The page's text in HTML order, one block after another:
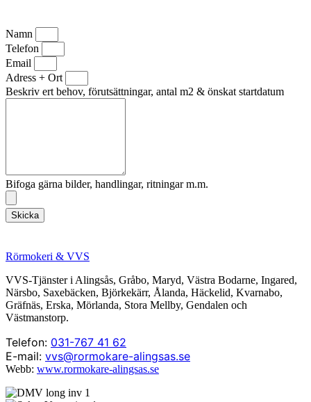
Namn
Telefon
Email
Adress + Ort
Beskriv ert behov, förutsättningar, antal m2 & önskat startdatum
Bifoga gärna bilder, handlingar, ritningar m.m.
Skicka
Rörmokeri & VVS
VVS-Tjänster i Alingsås, Gråbo, Maryd, Västra Bodarne, Ingared,
Närsbo, Saxebäcken, Björkekärr, Ålanda, Häckelid, Kvarnabo,
Gräfnäs, Erska, Mörlanda, Stora Mellby, Gendalen och
Västmanstorp.
Telefon: 031-767 41 62
E-mail: vvs@rormokare-alingsas.se
Webb: www.rormokare-alingsas.se